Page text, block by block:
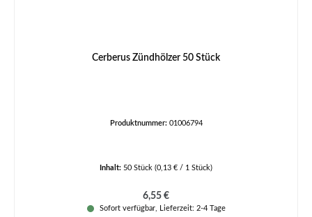
Cerberus Zündhölzer 50 Stück
Produktnummer: 01006794
Inhalt: 50 Stück (0,13 € / 1 Stück)
Regulärer Preis:
6,55 €
Sofort verfügbar, Lieferzeit: 2-4 Tage